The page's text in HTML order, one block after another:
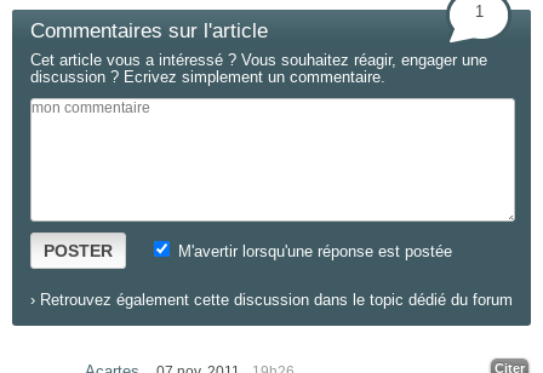
Commentaires sur l'article
1
Cet article vous a intéressé ? Vous souhaitez réagir, engager une
discussion ? Ecrivez simplement un commentaire.
POSTER M'avertir lorsqu'une réponse est postée
› Retrouvez également cette discussion dans le topic dédié du forum
Citer